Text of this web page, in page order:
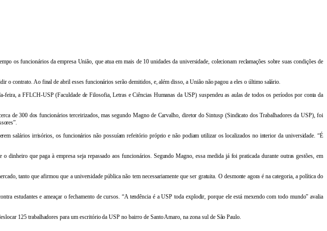
os funcionários da empresa União, que atua em mais de 10 unidades da universidade, colecionam reclamações sobre suas condições de
o contrato. Ao final de abril esses funcionários serão demitidos, e, além disso, a União não pagou a eles o último salário.
a FFLCH-USP (Faculdade de Filosofia, Letras e Ciências Humanas da USP) suspendeu as aulas de todos os períodos por conta da
de 300 dos funcionários terceirizados, mas segundo Magno de Carvalho, diretor do Sintusp (Sindicato dos Trabalhadores da USP), foi
salários irrisórios, os funcionários não possuíam refeitório próprio e não podiam utilizar os localizados no interior da universidade. “É
que paga à empresa seja repassado aos funcionários. Segundo Magno, essa medida já foi praticada durante outras gestões, em
tanto que afirmou que a universidade pública não tem necessariamente que ser gratuita. O desmonte agora é na categoria, a política do
estudantes e ameaçar o fechamento de cursos. “A tendência é a USP toda explodir, porque ele está mexendo com todo mundo” avalia
125 trabalhadores para um escritório da USP no bairro de Santo Amaro, na zona sul de São Paulo.